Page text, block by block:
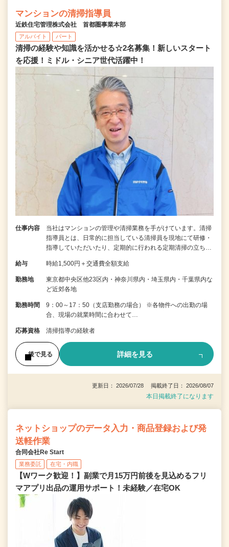
マンションの清掃指導員
近鉄住宅管理株式会社 首都圏事業本部
アルバイト パート
清掃の経験や知識を活かせる☆2名募集！新しいスタート
を応援！ミドル・シニア世代活躍中！
仕事内容
当社はマンションの管理や清掃業務を手がけています。清掃
指導員とは、日常的に担当している清掃員を現地にて研修・
指導していただいたり、定期的に行われる定期清掃の立ち…
給与 時給1,500円＋交通費全額支給
勤務地
東京都中央区他23区内・神奈川県内・埼玉県内・千葉県内な
ど近郊各地
勤務時間
9：00～17：50（支店勤務の場合） ※各物件への出勤の場
合、現場の就業時間に合わせて…
応募資格 清掃指導の経験者
後で見る 詳細を見る
更新日： 2026/07/28 掲載終了日： 2026/08/07
本日掲載終了になります
ネットショップのデータ入力・商品登録および発
送軽作業
合同会社Re Start
業務委託 在宅・内職
【Wワーク歓迎！】副業で月15万円前後を見込めるフリ
マアプリ出品の運用サポート！未経験／在宅OK